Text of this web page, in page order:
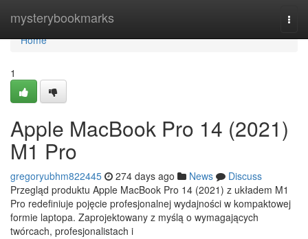
mysterybookmarks
Home
Home
1
Apple MacBook Pro 14 (2021)
M1 Pro
gregoryubhm822445 274 days ago News
Discuss
Przegląd produktu Apple MacBook Pro 14 (2021) z układem M1
Pro redefiniuje pojęcie profesjonalnej wydajności w kompaktowej
formie laptopa. Zaprojektowany z myślą o wymagających
twórcach, profesjonalistach i